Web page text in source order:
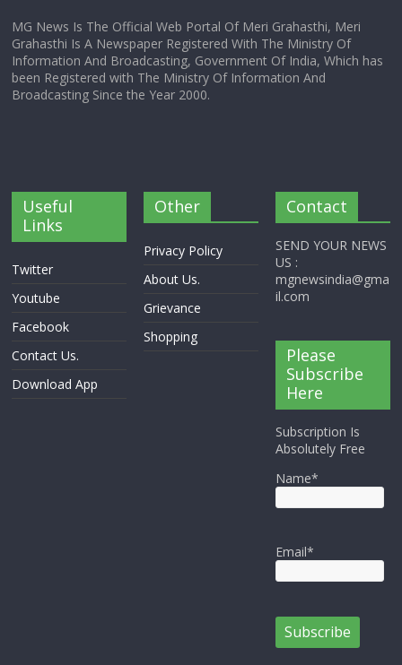
MG News Is The Official Web Portal Of Meri Grahasthi, Meri
Grahasthi Is A Newspaper Registered With The Ministry Of
Information And Broadcasting, Government Of India, Which has
been Registered with The Ministry Of Information And
Broadcasting Since the Year 2000.
Useful
Links
Twitter
Youtube
Facebook
Contact Us.
Download App
Other
Privacy Policy
About Us.
Grievance
Shopping
Contact
SEND YOUR NEWS
US :
mgnewsindia@gma
il.com
Please
Subscribe
Here
Subscription Is
Absolutely Free
Name*
Email*